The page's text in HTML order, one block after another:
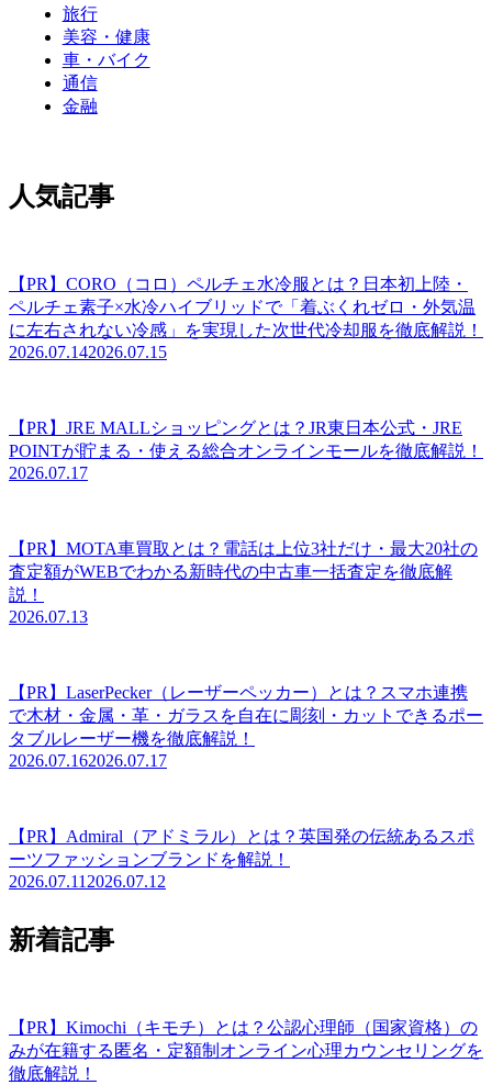
旅行
美容・健康
車・バイク
通信
金融
人気記事
【PR】CORO（コロ）ペルチェ水冷服とは？日本初上陸・
ペルチェ素子×水冷ハイブリッドで「着ぶくれゼロ・外気温
に左右されない冷感」を実現した次世代冷却服を徹底解説！
2026.07.142026.07.15
【PR】JRE MALLショッピングとは？JR東日本公式・JRE
POINTが貯まる・使える総合オンラインモールを徹底解説！
2026.07.17
【PR】MOTA車買取とは？電話は上位3社だけ・最大20社の
査定額がWEBでわかる新時代の中古車一括査定を徹底解
説！
2026.07.13
【PR】LaserPecker（レーザーペッカー）とは？スマホ連携
で木材・金属・革・ガラスを自在に彫刻・カットできるポー
タブルレーザー機を徹底解説！
2026.07.162026.07.17
【PR】Admiral（アドミラル）とは？英国発の伝統あるスポ
ーツファッションブランドを解説！
2026.07.11 2026.07.12
新着記事
【PR】Kimochi（キモチ）とは？公認心理師（国家資格）の
みが在籍する匿名・定額制オンライン心理カウンセリングを
徹底解説！